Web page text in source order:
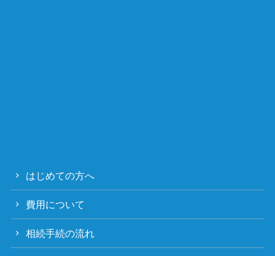
はじめての方へ
費用について
相続手続の流れ